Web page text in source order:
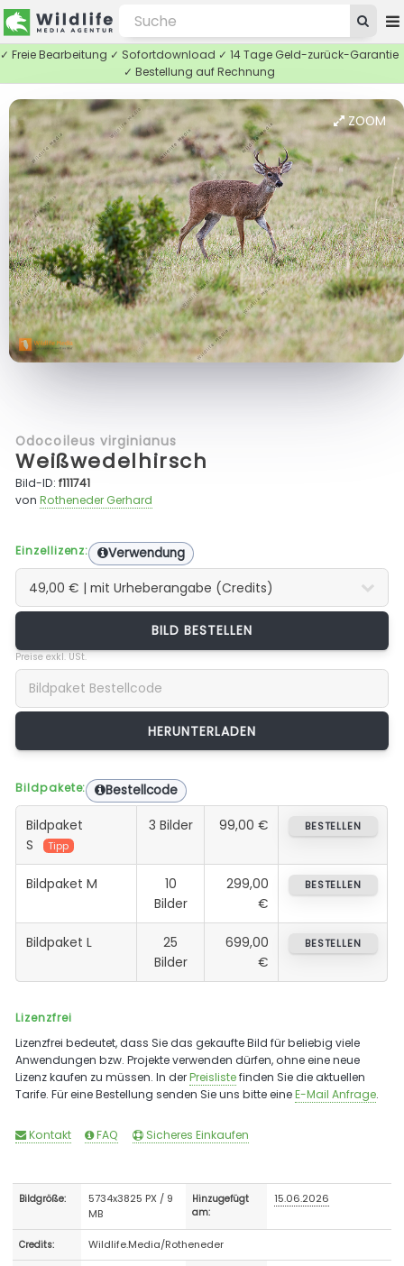
✓ Freie Bearbeitung ✓ Sofortdownload ✓ 14 Tage Geld-zurück-Garantie
✓ Bestellung auf Rechnung
ZOOM
Odocoileus virginianus
Weißwedelhirsch
Bild-ID:f111741
vonRotheneder Gerhard
Einzellizenz: Verwendung
BILD BESTELLEN
Preise exkl. USt.
Bildpakete: Bestellcode
Bildpaket
S
Tipp
3 Bilder 99,00 € BESTELLEN
Bildpaket M
10
Bilder
299,00
€
BESTELLEN
Bildpaket L
25
Bilder
699,00
€
BESTELLEN
Lizenzfrei
Lizenzfrei bedeutet, dass Sie das gekaufte Bild für beliebig viele
Anwendungen bzw. Projekte verwenden dürfen, ohne eine neue
Lizenz kaufen zu müssen. In derPreislistefinden Sie die aktuellen
Tarife. Für eine Bestellung senden Sie uns bitte eineE-Mail Anfrage.
Kontakt FAQ Sicheres Einkaufen
Bildgröße:
5734x3825 PX / 9
MB
Hinzugefügt
am:
15.06.2026
Credits: Wildlife.Media/Rotheneder